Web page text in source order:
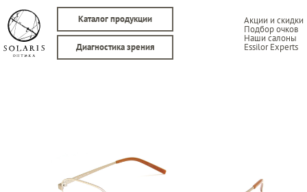
Каталог продукции Акции и скидки
Подбор очков
Наши салоны
Essilor Experts
Диагностика зрения